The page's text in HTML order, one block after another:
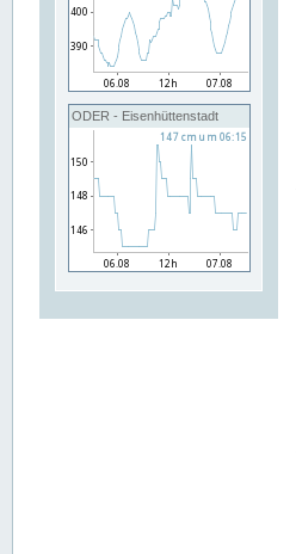
ODER - Eisenhüttenstadt